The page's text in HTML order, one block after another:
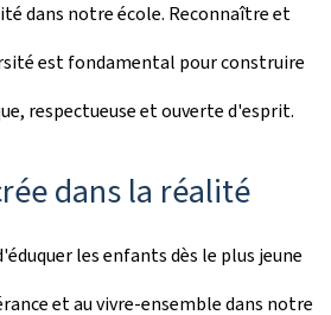
dans notre école. Reconnaître et
est fondamental pour construire
respectueuse et ouverte d'esprit.
dans la réalité
les enfants dès le plus jeune
et au vivre-ensemble dans notre